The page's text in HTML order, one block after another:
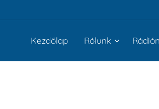
Kezdőlap Rólunk